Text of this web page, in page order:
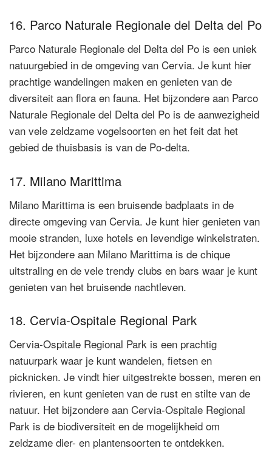
16. Parco Naturale Regionale del Delta del Po
Parco Naturale Regionale del Delta del Po is een uniek
natuurgebied in de omgeving van Cervia. Je kunt hier
prachtige wandelingen maken en genieten van de
diversiteit aan flora en fauna. Het bijzondere aan Parco
Naturale Regionale del Delta del Po is de aanwezigheid
van vele zeldzame vogelsoorten en het feit dat het
gebied de thuisbasis is van de Po-delta.
17. Milano Marittima
Milano Marittima is een bruisende badplaats in de
directe omgeving van Cervia. Je kunt hier genieten van
mooie stranden, luxe hotels en levendige winkelstraten.
Het bijzondere aan Milano Marittima is de chique
uitstraling en de vele trendy clubs en bars waar je kunt
genieten van het bruisende nachtleven.
18. Cervia-Ospitale Regional Park
Cervia-Ospitale Regional Park is een prachtig
natuurpark waar je kunt wandelen, fietsen en
picknicken. Je vindt hier uitgestrekte bossen, meren en
rivieren, en kunt genieten van de rust en stilte van de
natuur. Het bijzondere aan Cervia-Ospitale Regional
Park is de biodiversiteit en de mogelijkheid om
zeldzame dier- en plantensoorten te ontdekken.